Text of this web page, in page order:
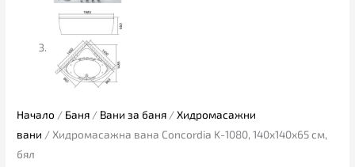
Начало / Баня / Вани за баня /Хидромасажни
вани / Хидромасажна вана Concordia K-1080, 140х140х65 см,
бял